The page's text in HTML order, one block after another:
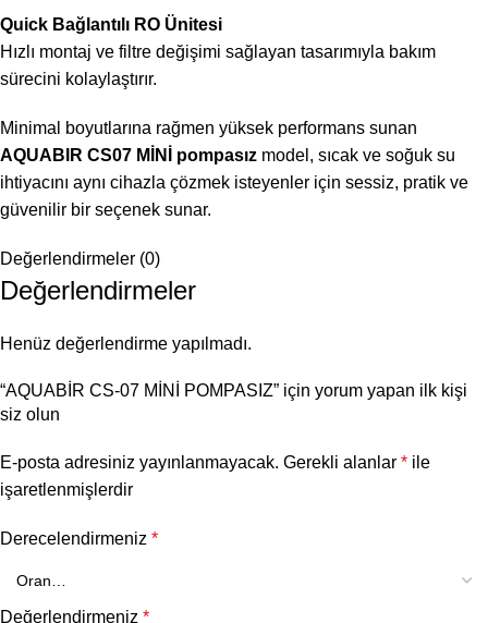
Quick Bağlantılı RO Ünitesi
Hızlı montaj ve filtre değişimi sağlayan tasarımıyla bakım
sürecini kolaylaştırır.
Minimal boyutlarına rağmen yüksek performans sunan
AQUABIR CS07 MİNİ pompasız model, sıcak ve soğuk su
ihtiyacını aynı cihazla çözmek isteyenler için sessiz, pratik ve
güvenilir bir seçenek sunar.
Değerlendirmeler (0)
Değerlendirmeler
Henüz değerlendirme yapılmadı.
“AQUABİR CS-07 MİNİ POMPASIZ” için yorum yapan ilk kişi
siz olun
E-posta adresiniz yayınlanmayacak. Gerekli alanlar * ile
işaretlenmişlerdir
Derecelendirmeniz *
Değerlendirmeniz *